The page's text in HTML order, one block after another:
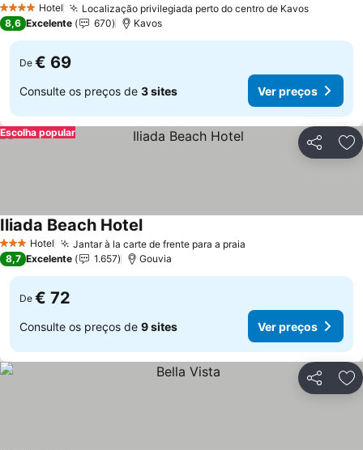
4 EstrelasHotel Localização privilegiada perto do centro de Kavos
8,6 Excelente 670 Kavos
De € 69
Consulte os preços de 3 sites Ver preços
Partilhar
Escolha popular
3 EstrelasHotel Jantar à la carte de frente para a praia
Iliada Beach Hotel
8,7 Excelente 1.657 Gouvia
De € 72
Consulte os preços de 9 sites Ver preços
Partilhar